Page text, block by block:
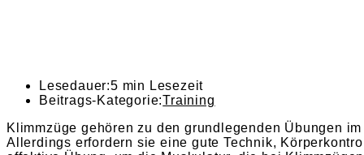
Lesedauer:5 min Lesezeit
Beitrags-Kategorie:Training
Klimmzüge gehören zu den grundlegenden Übungen
Allerdings erfordern sie eine gute Technik,